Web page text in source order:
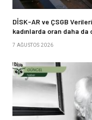
DİSK-AR ve ÇSGB
kadınlarda oran daha da
7 AĞUSTOS 2026